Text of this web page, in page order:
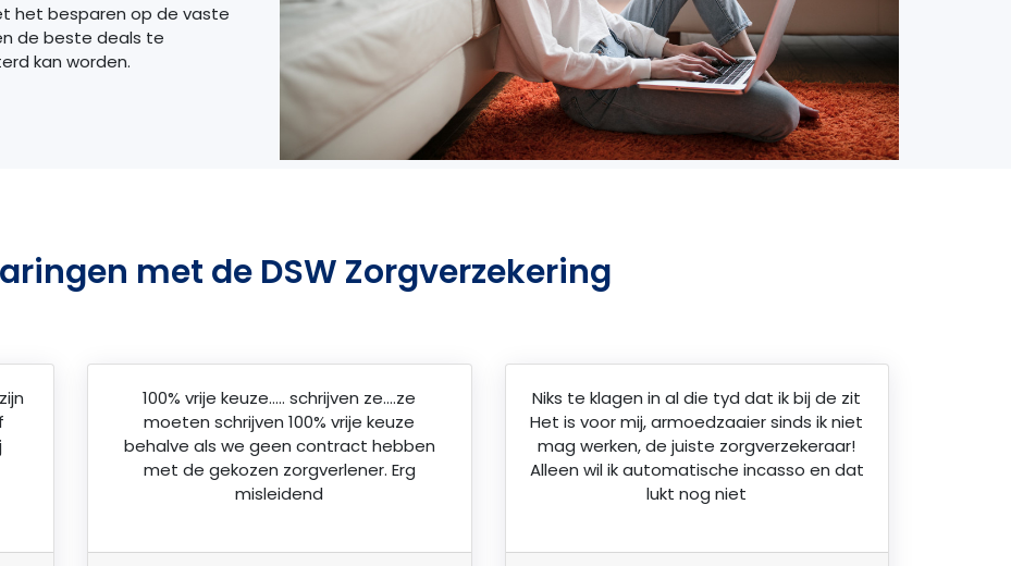
het besparen op de vaste
de beste deals te
kan worden.
met de DSW Zorgverzekering
100% vrije keuze….. schrijven ze….ze
moeten schrijven 100% vrije keuze
behalve als we geen contract hebben
met de gekozen zorgverlener. Erg
misleidend
Niks te klagen in al die tyd dat ik bij de zit
Het is voor mij, armoedzaaier sinds ik niet
mag werken, de juiste zorgverzekeraar!
Alleen wil ik automatische incasso en dat
lukt nog niet